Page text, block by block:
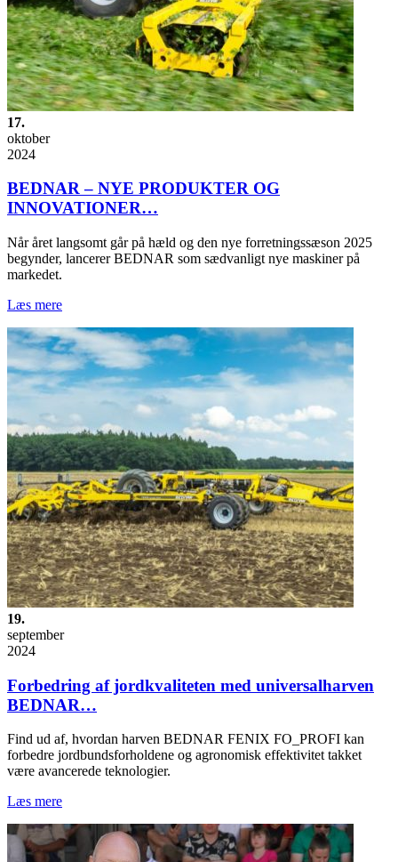
17.
oktober
2024
BEDNAR – NYE PRODUKTER OG
INNOVATIONER…
Når året langsomt går på hæld og den nye forretningssæson 2025
begynder, lancerer BEDNAR som sædvanligt nye maskiner på
markedet.
Læs mere
19.
september
2024
Forbedring af jordkvaliteten med universalharven
BEDNAR…
Find ud af, hvordan harven BEDNAR FENIX FO_PROFI kan
forbedre jordbundsforholdene og agronomisk effektivitet takket
være avancerede teknologier.
Læs mere